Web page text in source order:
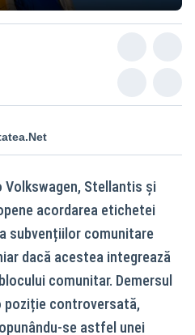
Stellantis și
acordarea etichetei
subvențiilor comunitare
dacă acestea integrează
comunitar. Demersul
poziție controversată,
se astfel unei